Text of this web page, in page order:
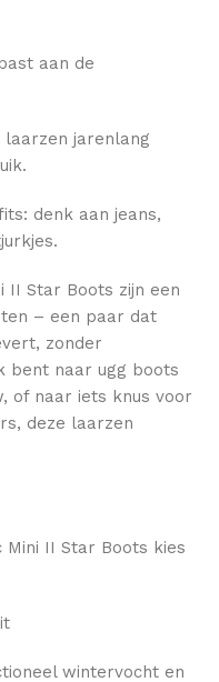
aan de
jarenlang
denk aan jeans,
II Star Boots zijn een
– een paar dat
zonder
bent naar ugg boots
of naar iets knus voor
deze laarzen
Mini II Star Boots kies
wintervocht en